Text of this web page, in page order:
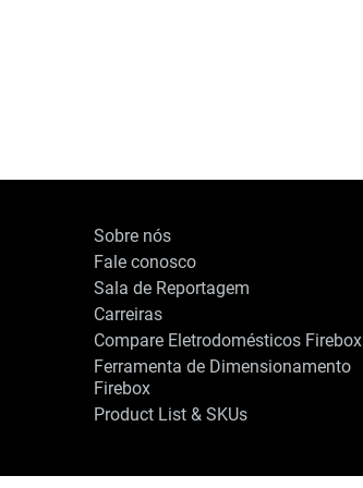
Sobre nós
Fale conosco
Sala de Reportagem
Carreiras
Compare Eletrodomésticos Firebox
Ferramenta de Dimensionamento
Firebox
Product List & SKUs